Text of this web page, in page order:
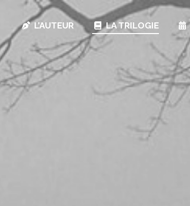
L’AUTEUR LA TRILOGIE